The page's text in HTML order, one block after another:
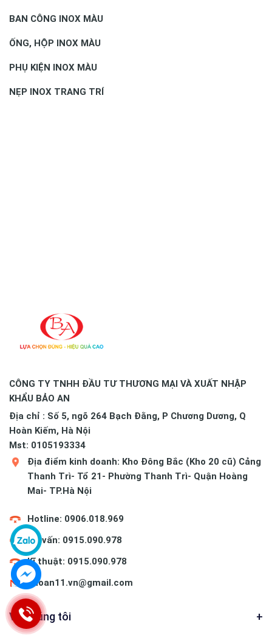
BAN CÔNG INOX MÀU
ỐNG, HỘP INOX MÀU
PHỤ KIỆN INOX MÀU
NẸP INOX TRANG TRÍ
CÔNG TY TNHH ĐẦU TƯ THƯƠNG MẠI VÀ XUẤT NHẬP
KHẨU BẢO AN
Địa chỉ : Số 5, ngõ 264 Bạch Đằng, P Chương Dương, Q
Hoàn Kiếm, Hà Nội
Mst: 0105193334
Địa điểm kinh doanh: Kho Đông Bắc (Kho 20 cũ) Cảng
Thanh Trì- Tổ 21- Phường Thanh Trì- Quận Hoàng
Mai- TP.Hà Nội
Hotline: 0906.018.969
Tư vấn: 0915.090.978
Kĩ thuật: 0915.090.978
baoan11.vn@gmail.com
Về chúng tôi